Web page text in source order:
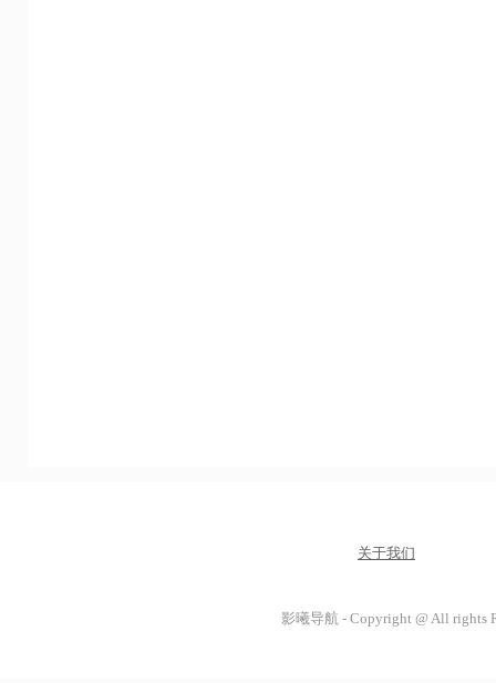
关于我们
影曦导航 - Copyright @ All rights